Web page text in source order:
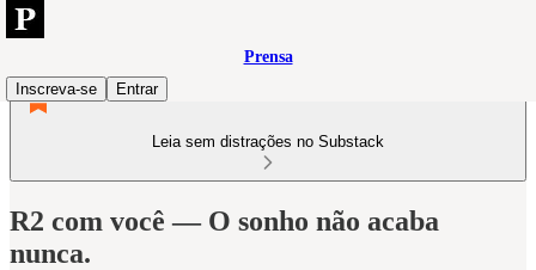
Prensa
Inscreva-se
Entrar
Leia sem distrações no Substack
R2 com você — O sonho não acaba
nunca.